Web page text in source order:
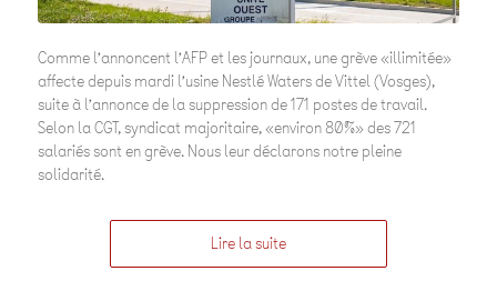
Comme l’annoncent l’AFP et les journaux, une grève «illimitée»
affecte depuis mardi l’usine Nestlé Waters de Vittel (Vosges),
suite à l’annonce de la suppression de 171 postes de travail.
Selon la CGT, syndicat majoritaire, «environ 80%» des 721
salariés sont en grève. Nous leur déclarons notre pleine
solidarité.
Lire la suite